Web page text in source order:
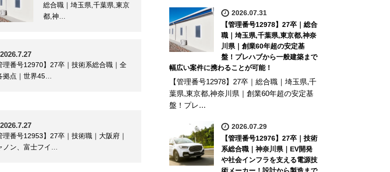
総合職｜埼玉県,千葉県,東京
都,神…
2026.7.27
理番号12970】27卒｜技術系総合職｜全
拠点｜世界45…
2026.7.27
理番号12953】27卒｜技術職｜大阪府｜
ノン、富士フイ…
2026.07.31
【管理番号12978】27卒｜総合
職｜埼玉県,千葉県,東京都,神奈
川県｜創業60年超の安定基
盤！プレハブから一般建築まで
幅広い案件に携わることが可能！
【管理番号12978】27卒｜総合職｜埼玉県,千
葉県,東京都,神奈川県｜創業60年超の安定基
盤！プレ…
2026.07.29
【管理番号12976】27卒｜技術
系総合職｜神奈川県｜EV開発
や社会インフラを支える電源技